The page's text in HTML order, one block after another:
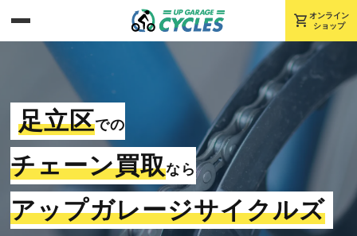
shopping_cart オンライン
ショップ
足立区での
チェーン買取なら
アップガレージサイクルズ